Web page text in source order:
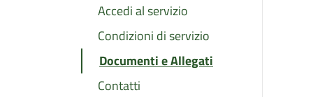
Accedi al servizio
Condizioni di servizio
Documenti e Allegati
Contatti